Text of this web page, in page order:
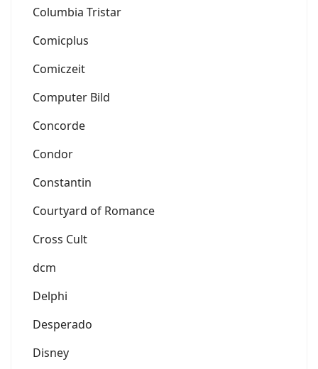
Columbia Tristar
Comicplus
Comiczeit
Computer Bild
Concorde
Condor
Constantin
Courtyard of Romance
Cross Cult
dcm
Delphi
Desperado
Disney